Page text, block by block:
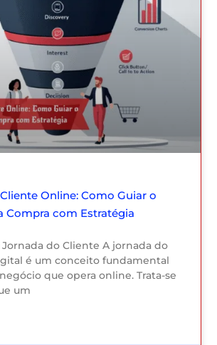
Online: Como Guiar o
Compra com Estratégia
do Cliente A jornada do
é um conceito fundamental
que opera online. Trata-se
um